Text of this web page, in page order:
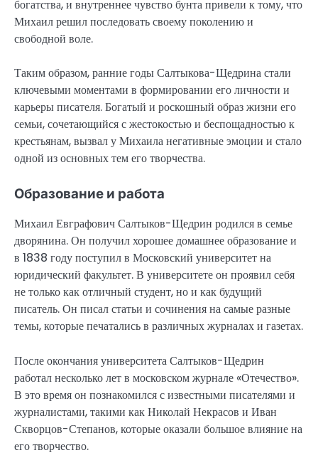
богатства, и внутреннее чувство бунта привели к тому, что
Михаил решил последовать своему поколению и
свободной воле.
Таким образом, ранние годы Салтыкова-Щедрина стали
ключевыми моментами в формировании его личности и
карьеры писателя. Богатый и роскошный образ жизни его
семьи, сочетающийся с жестокостью и беспощадностью к
крестьянам, вызвал у Михаила негативные эмоции и стало
одной из основных тем его творчества.
Образование и работа
Михаил Евграфович Салтыков-Щедрин родился в семье
дворянина. Он получил хорошее домашнее образование и
в 1838 году поступил в Московский университет на
юридический факультет. В университете он проявил себя
не только как отличный студент, но и как будущий
писатель. Он писал статьи и сочинения на самые разные
темы, которые печатались в различных журналах и газетах.
После окончания университета Салтыков-Щедрин
работал несколько лет в московском журнале «Отечество».
В это время он познакомился с известными писателями и
журналистами, такими как Николай Некрасов и Иван
Скворцов-Степанов, которые оказали большое влияние на
его творчество.